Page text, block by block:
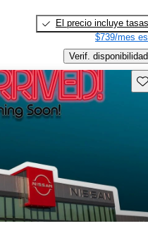
El precio incluye tasas
$739/mes
Verif. disponibilidad